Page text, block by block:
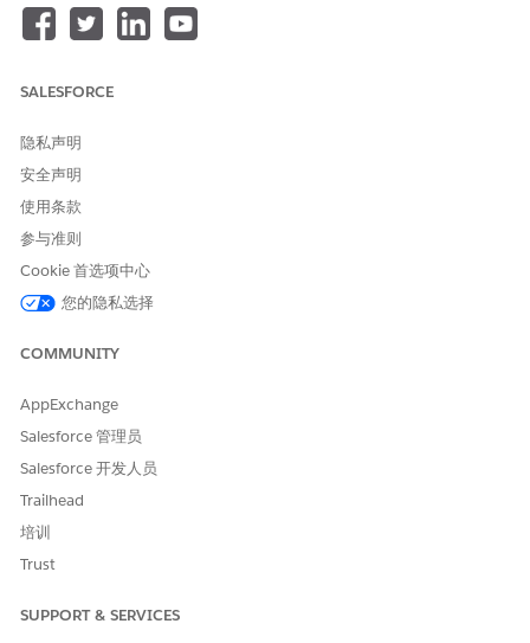
信息，请参见添加用户
注销 Tableau Cloud。
如果以前的帐户拥有内容，请将内容从以前的帐户移
有权
删除原始帐户。有关详细信息，请参见
户
选项 2
如果您的可用许可证有限，并且正在更改电子邮件域，请考虑以下
替代步骤来重新添加所有用户：
为 Tableau Cloud 站点指定单个站点管理员用户帐
将所有用户拥有的所有内容分配给此管理员帐户。
从 Tableau Cloud 站点中删除以前的用户帐户。
向站点添加新的用户电子邮件帐户。
为了表达您对考虑在未来版本中添加此功能的支持，请在
Tableau 社区理念
其他资源
SALESFORCE
隐私声明
安全声明
使用条款
参与准则
Cookie 首选项中心
您的隐私选择
COMMUNITY
AppExchange
Salesforce 管理员
Salesforce 开发人员
Trailhead
培训
Trust
SUPPORT & SERVICES